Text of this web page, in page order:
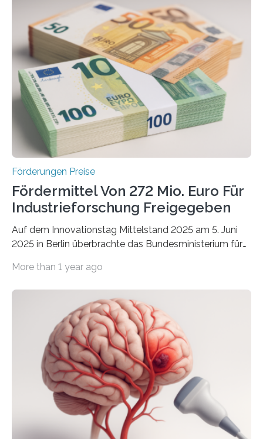
Förderungen Preise
Fördermittel Von 272 Mio. Euro Für
Industrieforschung Freigegeben
Auf dem Innovationstag Mittelstand 2025 am 5. Juni
2025 in Berlin überbrachte das Bundesministerium für
Überplanmäßige Verpflichtungsermächtigungen in
Woche vom Haushaltsausschuss freigegeben – unter
anderem zur Unterstützung der
Industrieforschungsprogramme Industrielle
Gemeinschaftsforschung (IGF), Zentrales
Innovationsprogramm Mittelstand (ZIM) und
Innovationskompetenz INNO-KOM. Auf dem
Innovationstag Mittelstand 2025 am 5. Juni 2025 in
Berlin überbrachte das Bundesministerium für
Wirtschaft und Energie eine gute Nachricht:
Überplanmäßige Verpflichtungsermächtigungen in
More than 1 year ago